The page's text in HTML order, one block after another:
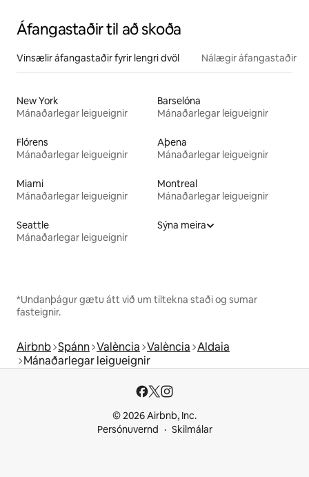
Áfangastaðir til að skoða
Vinsælir áfangastaðir fyrir lengri dvöl Nálægir áfangastaðir
New York
Mánaðarlegar leigueignir
Barselóna
Mánaðarlegar leigueignir
Flórens
Mánaðarlegar leigueignir
Aþena
Mánaðarlegar leigueignir
Miami
Mánaðarlegar leigueignir
Montreal
Mánaðarlegar leigueignir
Seattle
Mánaðarlegar leigueignir
Sýna meira
*Undanþágur gætu átt við um tiltekna staði og sumar
fasteignir.
Airbnb Spánn València València Aldaia
Mánaðarlegar leigueignir
© 2026 Airbnb, Inc.
Persónuvernd
Skilmálar